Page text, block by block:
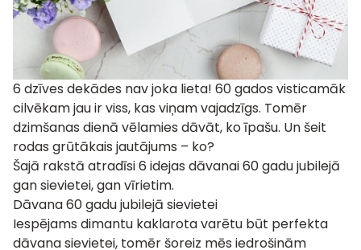
6 dzīves dekādes nav joka lieta! 60 gados visticamāk
cilvēkam jau ir viss, kas viņam vajadzīgs. Tomēr
dzimšanas dienā vēlamies dāvāt, ko īpašu. Un šeit
rodas grūtākais jautājums – ko?
Šajā rakstā atradīsi 6 idejas dāvanai 60 gadu jubilejā
gan sievietei, gan vīrietim.
Dāvana 60 gadu jubilejā sievietei
Iespējams dimantu kaklarota varētu būt perfekta
dāvana sievietei, tomēr šoreiz mēs iedrošinām